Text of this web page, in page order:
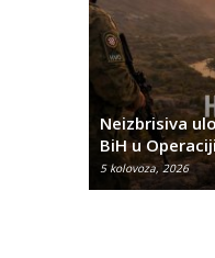
Neizbrisiva
BiH u
5 kolovoza, 2026